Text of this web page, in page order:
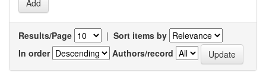
Results/Page | Sort items by
In order
Authors/record